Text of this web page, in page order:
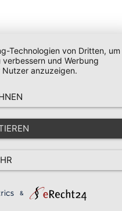
Technologien von Dritten, um
und Werbung
anzuzeigen.
&